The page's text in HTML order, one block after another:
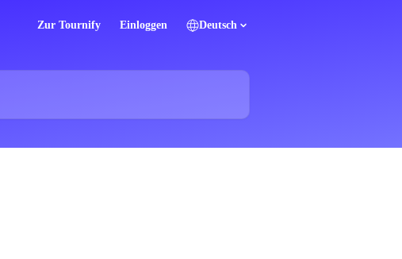
Zur Tournify Einloggen Deutsch